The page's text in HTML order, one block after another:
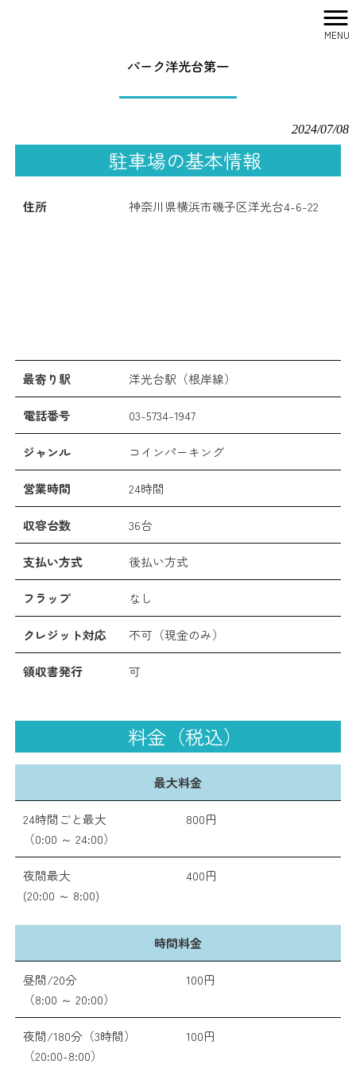
MENU
パーク洋光台第一
2024/07/08
駐車場の基本情報
住所 神奈川県横浜市磯子区洋光台4-6-22
最寄り駅 洋光台駅（根岸線）
電話番号 03-5734-1947
ジャンル コインパーキング
営業時間 24時間
収容台数 36台
支払い方式 後払い方式
フラップ なし
クレジット対応 不可（現金のみ）
領収書発行 可
料金（税込）
最大料金
24時間ごと最大
（0:00 ～ 24:00）
800円
夜間最大
(20:00 ～ 8:00)
400円
時間料金
昼間/20分
（8:00 ～ 20:00）
100円
夜間/180分（3時間）
（20:00-8:00）
100円